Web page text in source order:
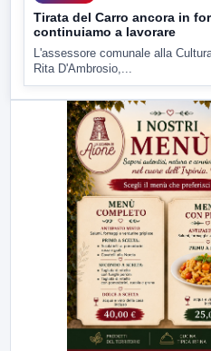
Tirata del Carro ancora in
continuiamo a lavorare
L'assessore comunale alla
Rita D'Ambrosio,...